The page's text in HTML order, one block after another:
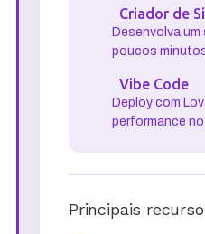
Criador de
Desenvolva
poucos
Vibe Code
Deploy com
performance
Principais